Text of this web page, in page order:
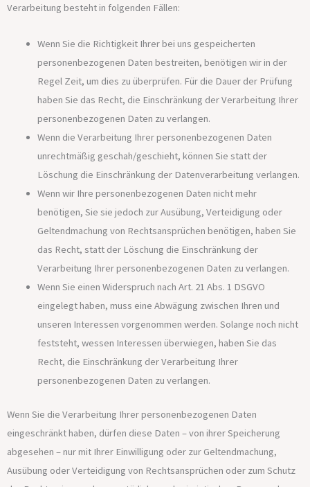
Verarbeitung besteht in folgenden Fällen:
Wenn Sie die Richtigkeit Ihrer bei uns gespeicherten
personenbezogenen Daten bestreiten, benötigen wir in der
Regel Zeit, um dies zu überprüfen. Für die Dauer der Prüfung
haben Sie das Recht, die Einschränkung der Verarbeitung Ihrer
personenbezogenen Daten zu verlangen.
Wenn die Verarbeitung Ihrer personenbezogenen Daten
unrechtmäßig geschah/geschieht, können Sie statt der
Löschung die Einschränkung der Datenverarbeitung verlangen.
Wenn wir Ihre personenbezogenen Daten nicht mehr
benötigen, Sie sie jedoch zur Ausübung, Verteidigung oder
Geltendmachung von Rechtsansprüchen benötigen, haben Sie
das Recht, statt der Löschung die Einschränkung der
Verarbeitung Ihrer personenbezogenen Daten zu verlangen.
Wenn Sie einen Widerspruch nach Art. 21 Abs. 1 DSGVO
eingelegt haben, muss eine Abwägung zwischen Ihren und
unseren Interessen vorgenommen werden. Solange noch nicht
feststeht, wessen Interessen überwiegen, haben Sie das
Recht, die Einschränkung der Verarbeitung Ihrer
personenbezogenen Daten zu verlangen.
Wenn Sie die Verarbeitung Ihrer personenbezogenen Daten
eingeschränkt haben, dürfen diese Daten – von ihrer Speicherung
abgesehen – nur mit Ihrer Einwilligung oder zur Geltendmachung,
Ausübung oder Verteidigung von Rechtsansprüchen oder zum Schutz